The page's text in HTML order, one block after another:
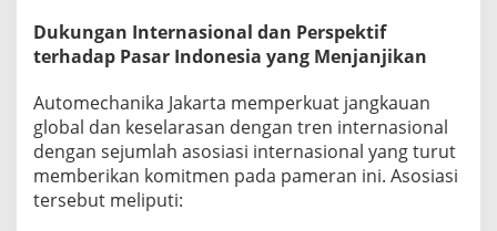
Dukungan Internasional dan Perspektif
terhadap Pasar Indonesia yang Menjanjikan
Automechanika Jakarta memperkuat jangkauan
global dan keselarasan dengan tren internasional
dengan sejumlah asosiasi internasional yang turut
memberikan komitmen pada pameran ini. Asosiasi
tersebut meliputi: